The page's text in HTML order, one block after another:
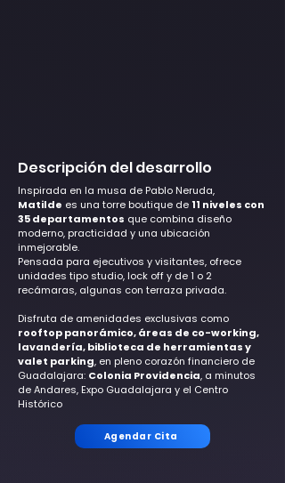
Descripción del desarrollo
Inspirada en la musa de Pablo Neruda,
Matilde es una torre boutique de 11 niveles con
35 departamentos que combina diseño
moderno, practicidad y una ubicación
inmejorable.
Pensada para ejecutivos y visitantes, ofrece
unidades tipo studio, lock off y de 1 o 2
recámaras, algunas con terraza privada.
Disfruta de amenidades exclusivas como
rooftop panorámico, áreas de co-working,
lavandería, biblioteca de herramientas y
valet parking, en pleno corazón financiero de
Guadalajara: Colonia Providencia, a minutos
de Andares, Expo Guadalajara y el Centro
Histórico
Agendar Cita